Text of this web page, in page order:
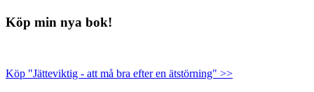
Köp min nya bok!
Köp "Jätteviktig - att må bra efter en ätstörning" >>